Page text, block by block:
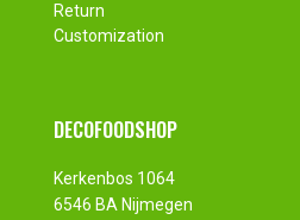
Return
Customization
DECOFOODSHOP
Kerkenbos 1064
6546 BA Nijmegen